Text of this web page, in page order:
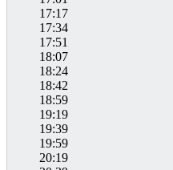
17:17
17:34
17:51
18:07
18:24
18:42
18:59
19:19
19:39
19:59
20:19